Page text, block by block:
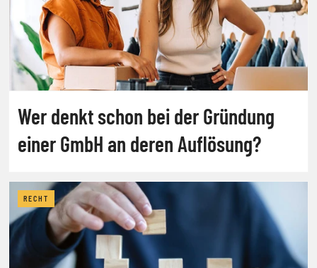
Wer denkt schon bei der Gründung
einer GmbH an deren Auflösung?
RECHT